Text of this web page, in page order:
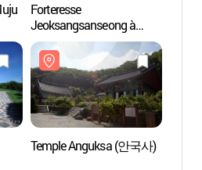
Forteresse
Jeoksangsanseong à
Muju (무주 적상산성)
Temple Anguksa (안국사)